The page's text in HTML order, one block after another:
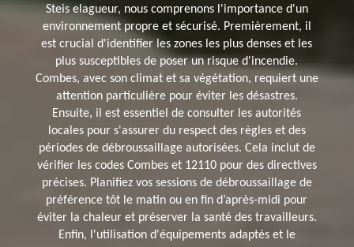
Steis elagueur, nous comprenons l'importance d'un
environnement propre et sécurisé. Premièrement, il
est crucial d'identifier les zones les plus denses et les
plus susceptibles de poser un risque d'incendie.
Combes, avec son climat et sa végétation, requiert une
attention particulière pour éviter les désastres.
Ensuite, il est essentiel de consulter les autorités
locales pour s'assurer du respect des règles et des
périodes de débroussaillage autorisées. Cela inclut de
vérifier les codes Combes et 12110 pour des directives
précises. Planifiez vos sessions de débroussaillage de
préférence tôt le matin ou en fin d’après-midi pour
éviter la chaleur et préserver la santé des travailleurs.
Enfin, l'utilisation d'équipements adaptés et le